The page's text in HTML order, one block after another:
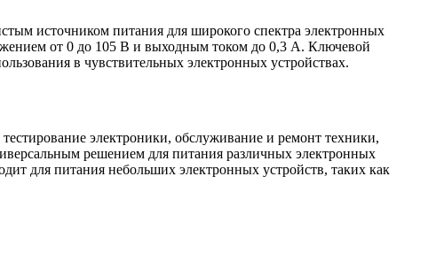
источником питания для широкого спектра электронных
от 0 до 105 В и выходным током до 0,3 А. Ключевой
в чувствительных электронных устройствах.
электроники, обслуживание и ремонт техники,
решением для питания различных электронных
для питания небольших электронных устройств, таких как